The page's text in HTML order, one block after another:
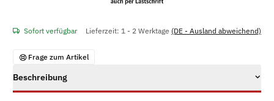
Sofort verfügbar Lieferzeit: 1 - 2 Werktage (DE - Ausland abweichend)
Frage zum Artikel
Beschreibung